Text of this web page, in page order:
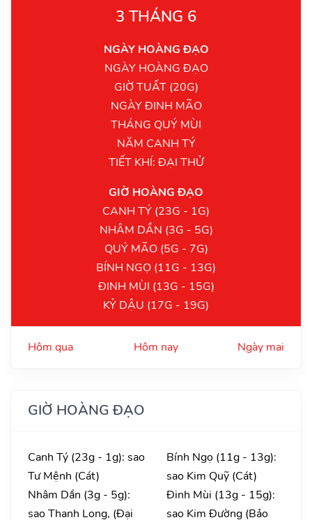
3 THÁNG 6
NGÀY HOÀNG ĐẠO
NGÀY HOÀNG ĐẠO
GIỜ TUẤT (20G)
NGÀY ĐINH MÃO
THÁNG QUÝ MÙI
NĂM CANH TÝ
TIẾT KHÍ: ĐẠI THỬ
GIỜ HOÀNG ĐẠO
CANH TÝ (23G - 1G)
NHÂM DẦN (3G - 5G)
QUÝ MÃO (5G - 7G)
BÍNH NGỌ (11G - 13G)
ĐINH MÙI (13G - 15G)
KỶ DẬU (17G - 19G)
Hôm qua Hôm nay Ngày mai
GIỜ HOÀNG ĐẠO
Canh Tý (23g - 1g): sao
Tư Mệnh (Cát)
Nhâm Dần (3g - 5g):
sao Thanh Long, (Đại
Bính Ngọ (11g - 13g):
sao Kim Quỹ (Cát)
Đinh Mùi (13g - 15g):
sao Kim Đường (Bảo